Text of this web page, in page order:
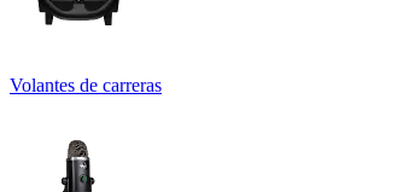
Volantes de carreras